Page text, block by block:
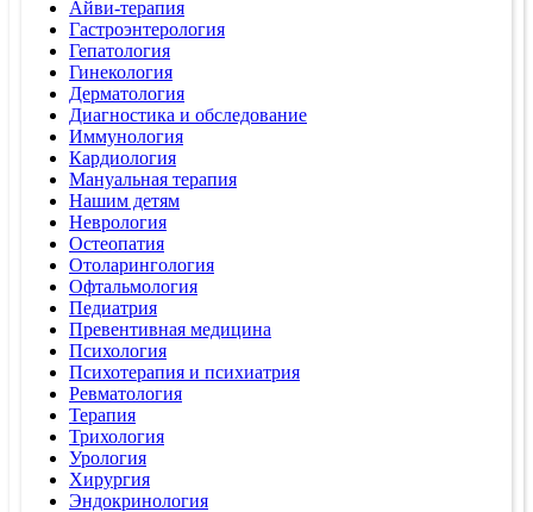
Айви-терапия
Гастроэнтерология
Гепатология
Гинекология
Дерматология
Диагностика и обследование
Иммунология
Кардиология
Мануальная терапия
Нашим детям
Неврология
Остеопатия
Отоларингология
Офтальмология
Педиатрия
Превентивная медицина
Психология
Психотерапия и психиатрия
Ревматология
Терапия
Трихология
Урология
Хирургия
Эндокринология